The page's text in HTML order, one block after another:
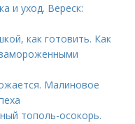
и уход. Вереск:
как готовить. Как
Малиновое
тополь-осокорь.